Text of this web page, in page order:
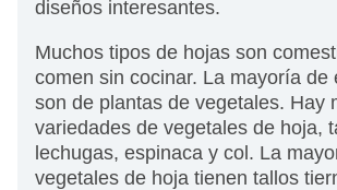
diseños interesantes.
Muchos tipos de hojas son
comen sin cocinar. La mayoría de
son de plantas de vegetales. Hay
variedades de vegetales de hoja,
lechugas, espinaca y col. La
vegetales de hoja tienen tallos